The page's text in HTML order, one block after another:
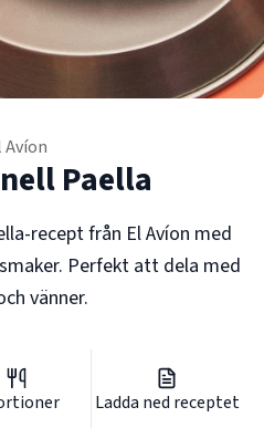
Avíon
Paella
recept från El Avíon med
Perfekt att dela med
vänner.
Ladda ned receptet